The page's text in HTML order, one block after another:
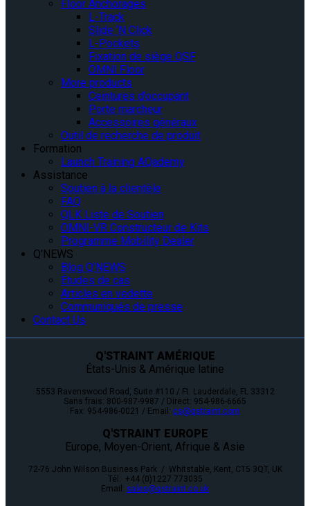
Floor Anchorages
L-Track
Slide ‘N Click
L-Pockets
Fixation de siège QSF
OMNI Floor
More products
Ceintures d’occupant
Porte marcheur
Accessoires généraux
Outil de recherche de produit
Formation
Launch Training AQademy
Assistance
Soutien à la clientèle
FAQ
QLK Liste de Soutien
OMNI-VR Constructeur de Kits
Programme Mobility Dealer
Q’NEWS
Blog Q’NEWS
Études de cas
Articles en vedette
Communiqués de presse
Contact Us
Q'STRAINT AMÉRIQUE
États-Unis & Amérique latine
5553 Ravenswood Road, Suite #110 / Ft. Lauderdale, FL 33312
Sans frais: 800-987-9987 / Direct: 954-986-6665
Fax: 954-986-0021 / Email: cs@qstraint.com
Q'STRAINT EUROPE
Europe, Moyen-Orient, Afrique & Asie
72-76 John Wilson Business Park / Whitstable, Kent, CT5 3QT, UK
Tél: +44 (0)1227 773035
Email: sales@qstraint.co.uk